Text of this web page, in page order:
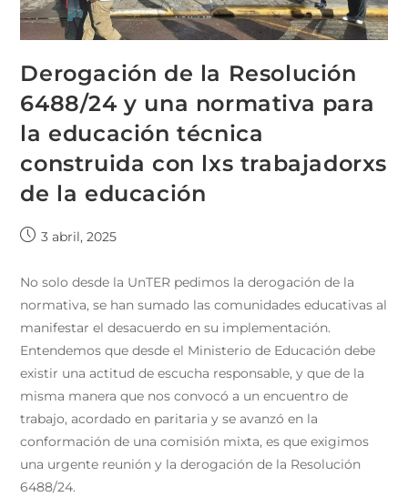
Derogación de la Resolución
6488/24 y una normativa para
la educación técnica
construida con lxs trabajadorxs
de la educación
3 abril, 2025
No solo desde la UnTER pedimos la derogación de la
normativa, se han sumado las comunidades educativas al
manifestar el desacuerdo en su implementación.
Entendemos que desde el Ministerio de Educación debe
existir una actitud de escucha responsable, y que de la
misma manera que nos convocó a un encuentro de
trabajo, acordado en paritaria y se avanzó en la
conformación de una comisión mixta, es que exigimos
una urgente reunión y la derogación de la Resolución
6488/24.